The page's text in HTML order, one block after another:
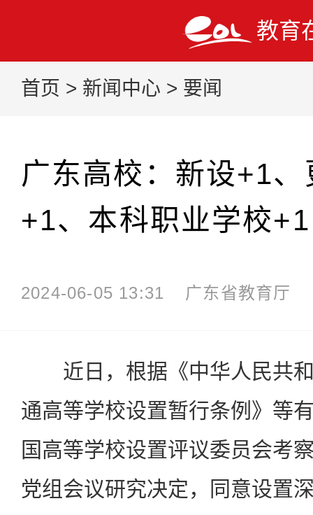
教育
首页 > 新闻中心 > 要闻
广东高校：新设+1
+1、本科职业学校+1
2024-06-05 13:31 广东省教育厅
近日，根据《中华人民共和
通高等学校设置暂行条例》等
国高等学校设置评议委员会考
党组会议研究决定，同意设置